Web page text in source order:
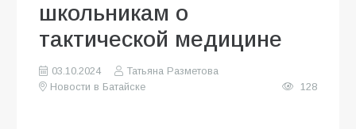
школьникам о
тактической медицине
03.10.2024
Татьяна Разметова
Новости в Батайске
128